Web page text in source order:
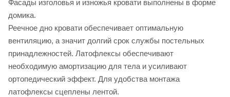
Фасады изголовья и изножья кровати выполнены в форме
домика.
Реечное дно кровати обеспечивает оптимальную
вентиляцию, а значит долгий срок службы постельных
принадлежностей. Латофлексы обеспечивают
необходимую амортизацию для тела и усиливают
ортопедический эффект. Для удобства монтажа
латофлексы сцеплены лентой.